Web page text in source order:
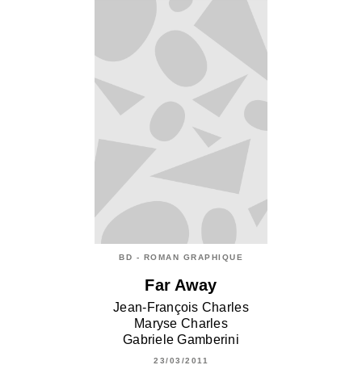
BD - ROMAN GRAPHIQUE
Far Away
Jean-François Charles
Maryse Charles
Gabriele Gamberini
23/03/2011